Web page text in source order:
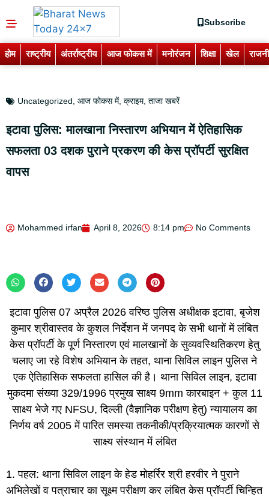
Subscribe
होम राष्ट्रीय अंतर्राष्ट्रीय आज फोकस में मनोरंजन शिक्षा खेल
Uncategorized आज फोकस में, क्राइम, ताजा खबरें
इटावा पुलिस: मालखाना निस्तारण अभियान में ऐतिहासिक
सफलता 03 दशक पुराने प्रकरण की केस प्रॉपर्टी सुरक्षित
वापस
Mohammed irfan April 8, 2026 8:14 pm No Comments
इटावा पुलिस 07 अप्रैल 2026 वरिष्ठ पुलिस अधीक्षक इटावा, बृजेश
कुमार श्रीवास्तव के कुशल निर्देशन में जनपद के सभी थानों में लंबित
केस प्रॉपर्टी के पूर्ण निस्तारण एवं मालखानों के सुव्यवस्थितिकरण हेतु
चलाए जा रहे विशेष अभियान के तहत, थाना सिविल लाइन पुलिस ने
एक ऐतिहासिक सफलता हासिल की है। थाना सिविल लाइन, इटावा
मुकदमा संख्या 329/1996प्रमुख साक्ष्य 9mm कारबाइन + कुल 11
साक्ष्य भेजे गए NFSU, दिल्ली (वैज्ञानिक परीक्षण हेतु)न्यायालय का
निर्णय वर्ष 2005 में पारितसमस्या तकनीकी/प्रक्रियात्मक कारणों से
साक्ष्य संस्थान में लंबित
1. पहल: थाना सिविल लाइन के हेड मोहर्रिर श्री हरवीर ने पुराने
अभिलेखों व पत्राचार का सूक्ष्म परीक्षण कर लंबित केस प्रॉपर्टी चिन्हित